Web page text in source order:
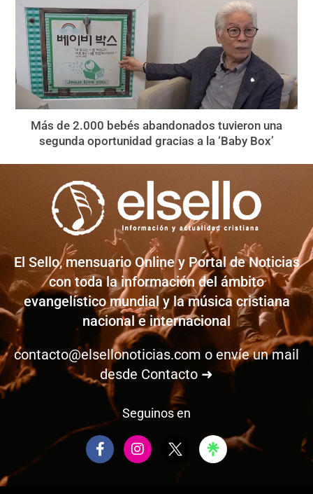
Más de 2.000 bebés abandonados tuvieron una
segunda oportunidad gracias a la ‘Baby Box’
El Sello, mensuario Online y Portal de Noticias
con toda la información del ámbito
evangelístico mundial y la música cristiana
nacional e internacional
contacto@elsellonoticias.com o envíe un mail
desde Contacto ➜
Seguinos en
F
a
I
n